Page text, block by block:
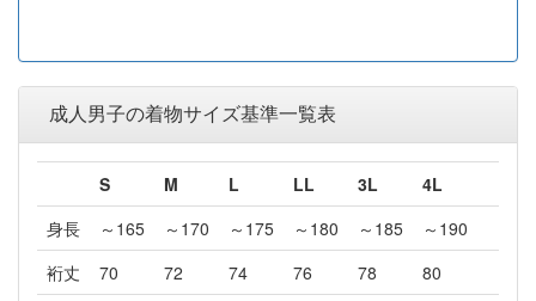
成人男子の着物サイズ基準一覧表
S M L LL 3L
4L
身長
～165 ～170 ～175 ～180 ～185
～190
裄丈
70 72 74 76 78 80